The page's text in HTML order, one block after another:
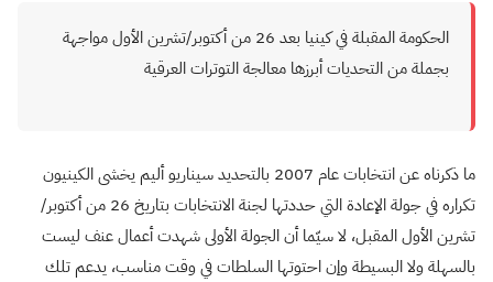
الحكومة المقبلة في كينيا بعد 26 من أكتوبر/تشرين الأول مواجهة
بجملة من التحديات أبرزها معالجة التوترات العرقية
ما ذكرناه عن انتخابات عام 2007 بالتحديد سيناريو أليم يخشى الكينيون
تكراره في جولة الإعادة التي حددتها لجنة الانتخابات بتاريخ 26 من أكتوبر/
تشرين الأول المقبل، لا سيّما أن الجولة الأولى شهدت أعمال عنف ليست
بالسهلة ولا البسيطة وإن احتوتها السلطات في وقت مناسب، يدعم تلك